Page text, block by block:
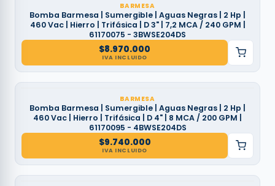
BARMESA
Bomba Barmesa | Sumergible | Aguas Negras | 2 Hp |
460 Vac | Hierro | Trifásica | D 3" | 7,2 MCA / 240 GPM |
61170075 - 3BWSE204DS
$8.970.000
IVA INCLUIDO
BARMESA
Bomba Barmesa | Sumergible | Aguas Negras | 2 Hp |
460 Vac | Hierro | Trifásica | D 4" | 8 MCA / 200 GPM |
61170095 - 4BWSE204DS
$9.740.000
IVA INCLUIDO